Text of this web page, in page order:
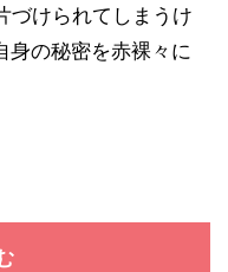
づけられてしまうけ
身の秘密を赤裸々に